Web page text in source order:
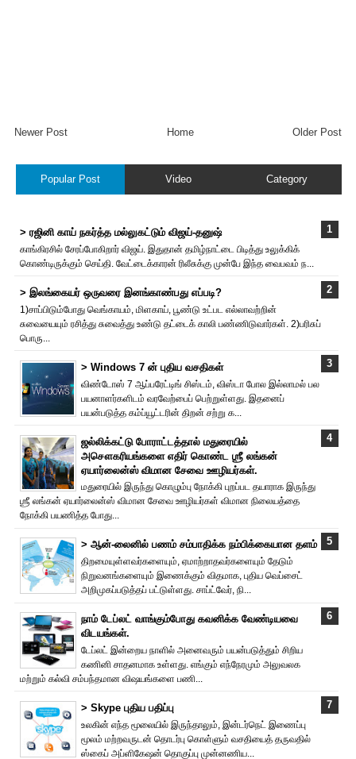
Newer Post Older Post
Home
Popular Post Video Category
> ரஜினி காய் நகர்த்த மல்லுகட்டும் விஜய்-தனுஷ்
காங்கிரசில் சேரப்போகிறார் விஜய். இதுதான் தமிழ்நாட்டை பிடித்து உலுக்கிக்
கொண்டிருக்கும் செய்தி. வேட்டைக்காரன் ரிலீசுக்கு முன்பே இந்த வைபவம் ந...
> இலங்கையர் ஒருவரை இனங்காண்பது எப்படி?
1)சாப்பிடும்போது வெங்காயம், மிளகாய், பூண்டு உட்பட எல்லாவற்றின்
சுவையையும் ரசித்து சுவைத்து உண்டு தட்டைக் காலி பண்ணிடுவார்கள். 2)பரிசுப்
பொரு...
> Windows 7 ன் புதிய வசதிகள்
விண்டோஸ் 7 ஆப்பரேட்டிங் சிஸ்டம், விஸ்டா போல இல்லாமல் பல
பயனாளர்களிடம் வரவேற்பைப் பெற்றுள்ளது. இதனைப்
பயன்படுத்த கம்ப்யூட்டரின் திறன் சற்று க...
ஜல்லிக்கட்டு போராட்டத்தால் மதுரையில்
அசௌகரியங்களை எதிர் கொண்ட ஶ்ரீ லங்கன்
ஏயார்லைன்ஸ் விமான சேவை ஊழியர்கள்.
மதுரையில் இருந்து கொழும்பு நோக்கி புறப்பட தயாராக இருந்து
ஶ்ரீ லங்கன் ஏயார்லைன்ஸ் விமான சேவை ஊழியர்கள் விமான நிலையத்தை
நோக்கி பயணித்த போது...
> ஆன்-லைனில் பணம் சம்பாதிக்க நம்பிக்கையான தளம்
திறமையுள்ளவர்களையும், ஏமாற்றாதவர்களையும் தேடும்
நிறுவனங்களையும் இணைக்கும் விதமாக, புதிய வெப்சைட்
அறிமுகப்படுத்தப் பட்டுள்ளது. சாப்ட்வேர், நி...
நாம் டேப்லட் வாங்கும்போது கவனிக்க வேண்டியவை
விடயங்கள்.
டேப்லட் இன்றைய நாளில் அனைவரும் பயன்படுத்தும் சிறிய
கணினி சாதனமாக உள்ளது. எங்கும் எந்நேரமும் அலுவலக
மற்றும் கல்வி சம்பந்தமான விஷயங்களை பணி...
> Skype புதிய பதிப்பு
உலகின் எந்த மூலையில் இருந்தாலும், இன்டர்நெட் இணைப்பு
மூலம் மற்றவருடன் தொடர்பு கொள்ளும் வசதியைத் தருவதில்
ஸ்கைப் அப்ளிகேஷன் தொகுப்பு முன்னணிய...